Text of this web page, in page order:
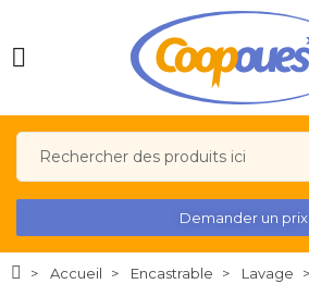
Demander un prix
Accueil Encastrable Lavage